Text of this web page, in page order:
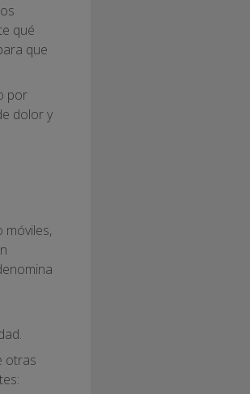
qué
que
por
dolor y
móviles,
otras